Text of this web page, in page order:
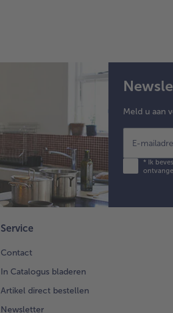
Meld u aan
E-
*Ik
Service
Contact
In Catalogus bladeren
Artikel direct bestellen
Newsletter